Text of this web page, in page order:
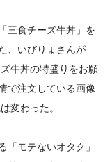
三食チーズ牛丼」を
、いびりょさんが
牛丼の特盛りをお願
で注文している画像
変わった。
「モテないオタク」